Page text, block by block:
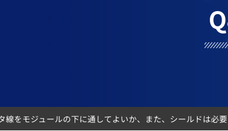
線をモジュールの下に通してよいか、また、シールドは必